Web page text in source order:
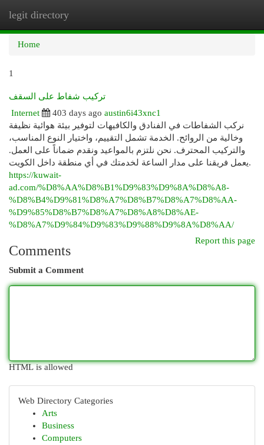
legit directory
Home
1
تركيب شفاط على السقف
Internet
403 days ago austin6i43xnc1
نركب الشفاطات في الفنادق والكافيهات لتوفير بيئة هوائية نظيفة
وخالية من الروائح. الخدمة تشمل التقييم، واختيار النوع المناسب،
والتركيب المحترف. نحن نلتزم بالمواعيد ونقدم ضماناً على العمل.
يعمل فريقنا على مدار الساعة لخدمتك في أي منطقة داخل الكويت.
https://kuwait-
ad.com/%D8%AA%D8%B1%D9%83%D9%8A%D8%A8-
%D8%B4%D9%81%D8%A7%D8%B7%D8%A7%D8%AA-
%D9%85%D8%B7%D8%A7%D8%A8%D8%AE-
%D8%A7%D9%84%D9%83%D9%88%D9%8A%D8%AA/
Report this page
Comments
Submit a Comment
HTML is allowed
Web Directory Categories
Arts
Business
Computers